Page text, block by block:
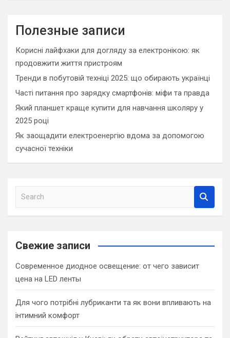
Полезные записи
Корисні лайфхаки для догляду за електронікою: як
продовжити життя пристроям
Тренди в побутовій техніці 2025: що обирають українці
Часті питання про зарядку смартфонів: міфи та правда
Який планшет краще купити для навчання школяру у
2025 році
Як заощадити електроенергію вдома за допомогою
сучасної техніки
a
c
Свежие записи
Современное диодное освещение: от чего зависит
цена на LED ленты
Для чого потрібні лубриканти та як вони впливають на
інтимний комфорт